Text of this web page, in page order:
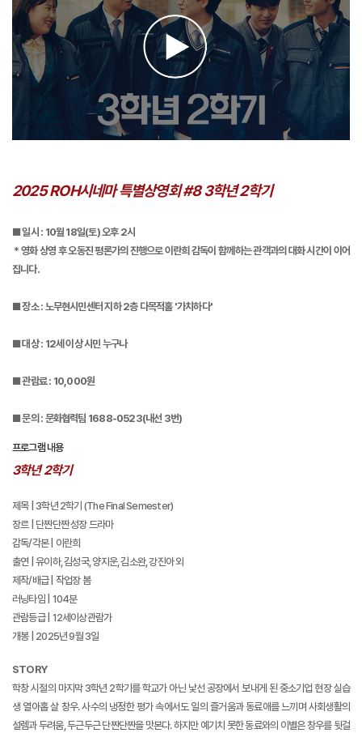
2025 ROH시네마 특별상영회 #8 3학년 2학기
■일시 : 10월 18일(토) 오후 2시
*영화 상영 후 오동진 평론가의 진행으로 이란희 감독이 함께하는 관객과의 대화 시간이 이어
집니다.
■ 장소 : 노무현시민센터 지하 2층 다목적홀 '가치하다'
■ 대상 : 12세 이상 시민 누구나
■ 관람료 : 10,000원
■ 문의 : 문화협력팀 1688-0523(내선 3번)
프로그램 내용
3학년 2학기
제목 | 3학년 2학기 (The Final Semester)
장르 | 단짠단짠 성장 드라마
감독/각본 | 이란희
출연 | 유이하, 김성국, 양지운, 김소완, 강진아 외
제작/배급 | 작업장 봄
러닝타임 | 104분
관람등급 | 12세이상관람가
개봉 | 2025년 9월 3일
STORY
학창 시절의 마지막 3학년 2학기를 학교가 아닌 낯선 공장에서 보내게 된 중소기업 현장 실습
생 열아홉 살 창우. 사수의 냉정한 평가 속에서도 일의 즐거움과 동료애를 느끼며 사회생활의
설렘과 두려움, 두근두근 단짠단짠을 맛본다. 하지만 예기치 못한 동료와의 이별은 창우를 뒷걸